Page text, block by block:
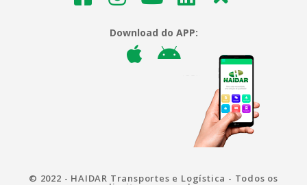
Download do APP:
© 2022 - HAIDAR Transportes e Logística - Todos os